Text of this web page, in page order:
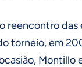
reencontro das
torneio, em
Montillo